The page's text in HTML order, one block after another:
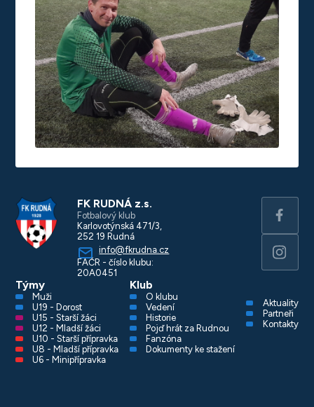
FK RUDNÁ z.s.
Fotbalový klub
Karlovotýnská 471/3,
252 19 Rudná
info@fkrudna.cz
FAČR - číslo klubu:
20A0451
Týmy
Muži
U19 - Dorost
U15 - Starší žáci
U12 - Mladší žáci
U10 - Starší přípravka
U8 - Mladší přípravka
U6 - Minipřípravka
Klub
O klubu
Vedení
Historie
Pojď hrát za Rudnou
Fanzóna
Dokumenty ke stažení
Aktuality
Partneři
Kontakty